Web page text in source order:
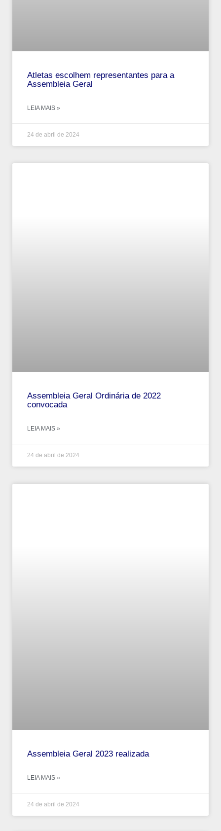
Atletas escolhem representantes para a
Assembleia Geral
LEIA MAIS »
24 de abril de 2024
Assembleia Geral Ordinária de 2022
convocada
LEIA MAIS »
24 de abril de 2024
Assembleia Geral 2023 realizada
LEIA MAIS »
24 de abril de 2024